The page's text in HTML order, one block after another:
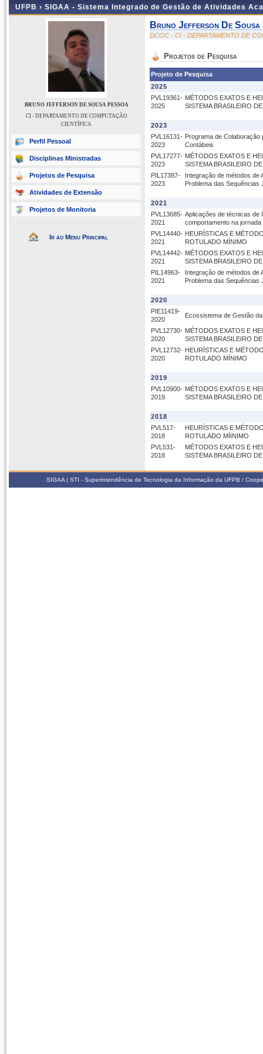
UFPB › SIGAA - Sistema Integrado de Gestão de Atividades
BRUNO JEFFERSON DE SOUSA PESSOA
CI - DEPARTAMENTO DE COMPUTAÇÃO
CIENTÍFICA
Perfil Pessoal
Disciplinas Ministradas
Projetos de Pesquisa
Atividades de Extensão
Projetos de Monitoria
Ir ao Menu Principal
Bruno Jefferson De Sousa
DCOC - CI - DEPARTAMENTO DE
Projetos de Pesquisa
Projeto de Pesquisa
2025
PVL19361-
2025
MÉTODOS EXATOS E
SISTEMA BRASILEIRO
2023
PVL16131-
2023
Programa de
Contábeis
PVL17277-
2023
MÉTODOS EXATOS E
SISTEMA BRASILEIRO
PIL17387-
2023
Integração de métodos de
Problema das Sequências
2021
PVL13685-
2021
Aplicações de técnicas de
comportamento na jornada
PVL14440-
2021
HEURÍSTICAS E
ROTULADO MÍNIMO
PVL14442-
2021
MÉTODOS EXATOS E
SISTEMA BRASILEIRO
PIL14963-
2021
Integração de métodos de
Problema das Sequências
2020
PIE11419-
2020
Ecossistema de Gestão
PVL12730-
2020
MÉTODOS EXATOS E
SISTEMA BRASILEIRO
PVL12732-
2020
HEURÍSTICAS E
ROTULADO MÍNIMO
2019
PVL10900-
2019
MÉTODOS EXATOS E
SISTEMA BRASILEIRO
2018
PVL517-
2018
HEURÍSTICAS E
ROTULADO MÍINIMO
PVL531-
2018
MÉTODOS EXATOS E
SISTEMA BRASILEIRO
SIGAA | STI - Superintendência de Tecnologia da Informação da UFPB /